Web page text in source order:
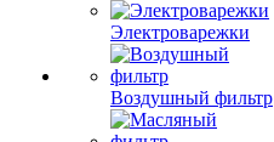
Электроварежки
Воздушный фильтр